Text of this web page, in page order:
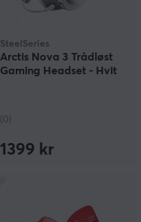
SteelSeries
Arctis Nova 3 Trådløst
Gaming Headset - Hvit
(0)
1399 kr